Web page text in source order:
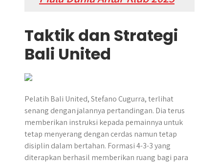
Taktik dan Strategi
Bali United
Pelatih Bali United, Stefano Cugurra, terlihat
senang dengan jalannya pertandingan. Dia terus
memberikan instruksi kepada pemainnya untuk
tetap menyerang dengan cerdas namun tetap
disiplin dalam bertahan. Formasi 4-3-3 yang
diterapkan berhasil memberikan ruang bagi para